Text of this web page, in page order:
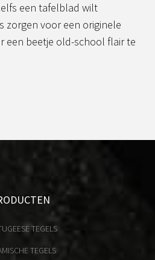
een tafelblad wilt
zorgen voor een originele
een beetje old-school flair te
TEGELS
TEGELS